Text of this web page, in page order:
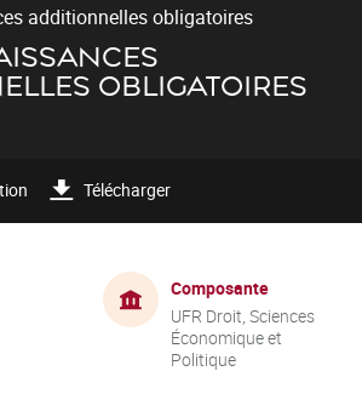
additionnelles obligatoires
OBLIGATOIRES
Télécharger
Composante
UFR Droit, Sciences
Économique et
Politique